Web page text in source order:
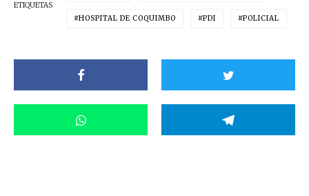
ETIQUETAS
HOSPITAL DE COQUIMBO PDI POLICIAL